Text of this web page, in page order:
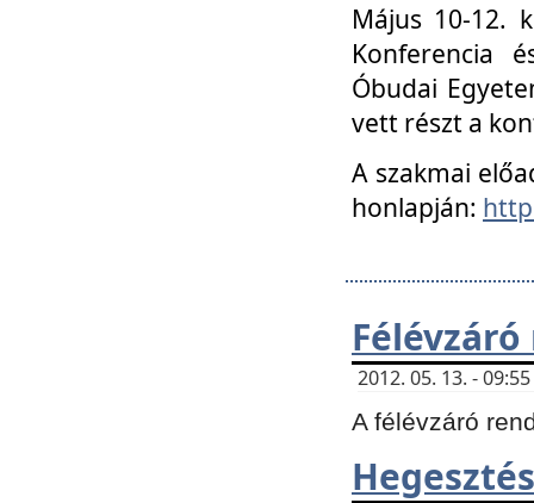
Május 10-12.
Konferencia
Óbudai
vett részt a
A szakmai
honlapján:
2012. 05. 13. -
A félévzáró